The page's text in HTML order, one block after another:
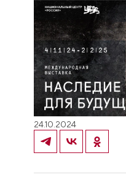
24.10.2024